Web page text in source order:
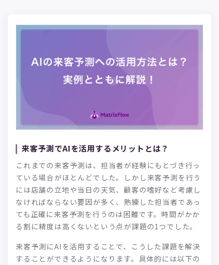
来客予測でAIを活用するメリットとは？
これまでの来客予測は、担当者が経験にもとづき行っ
ている場合がほとんどでした。しかし来客予測を行う
には店舗の立地や当日の天気、顧客の嗜好など考慮し
なければならない要因が多く、熟練した担当者であっ
ても正確に来客予測を行うのは困難です。時間がかか
る割に精度は高くないという点が課題の1つでした。
来客予測にAIを活用することで、こうした課題を解決
することができるようになります。具体的には以下の